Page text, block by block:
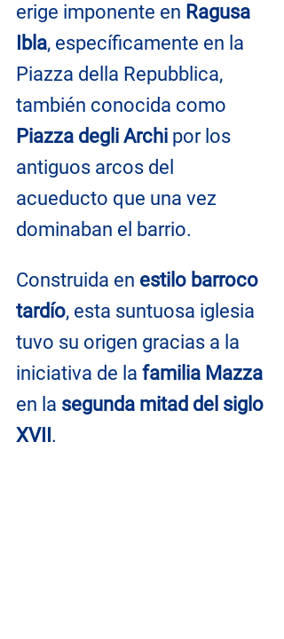
erige imponente en Ragusa
Ibla, específicamente en la
Piazza della Repubblica,
también conocida como
Piazza degli Archi por los
antiguos arcos del
acueducto que una vez
dominaban el barrio.
Construida en estilo barroco
tardío, esta suntuosa iglesia
tuvo su origen gracias a la
iniciativa de la familia Mazza
en la segunda mitad del siglo
XVII .